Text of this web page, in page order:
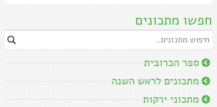
חפשו מתכונים
ספר הכרובית
מתכונים לראש השנה
מתכוני ירקות